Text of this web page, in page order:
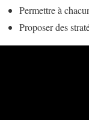
Permettre à
Proposer des